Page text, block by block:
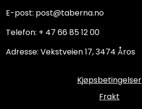
E-post: post@taberna.no
Telefon: + 47 66 85 12 00
Adresse: Vekstveien 17, 3474 Åros
Kjøpsbetingelser
Frakt